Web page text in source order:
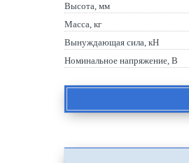
Высота, мм
Масса, кг
Вынуждающая сила, кН
Номинальное напряжение, В